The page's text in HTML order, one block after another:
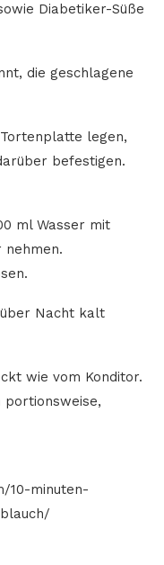
Diabetiker-Süße
die geschlagene
legen,
befestigen.
ml Wasser mit
nehmen.
Nacht kalt
wie vom Konditor.
portionsweise,
10-minuten-